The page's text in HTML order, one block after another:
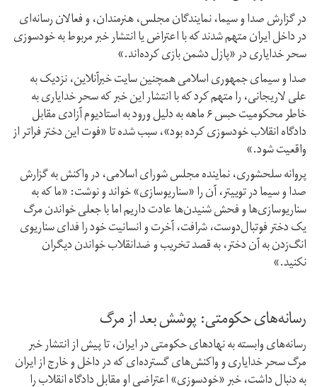
در گزارش صدا و سیما، نمایندگان مجلس، هنرمندان، و فعالان رسانه‌ای
در داخل ایران متهم شدند که با اعتراض یا انتشار خبر مربوط به خودسوزی
سحر خدایاری در «پازل دشمن بازی کرده‌اند.»
صدا و سیمای جمهوری اسلامی همچنین سایت خبرآنلاین، نزدیک به
علی لاریجانی، را متهم کرد که با انتشار این خبر که سحر خدایاری به
خاطر محکومیت حبس ۶ ماهه به دلیل ورود به استادیوم آزادی مقابل
دادگاه انقلاب خودسوزی کرده بود»، سبب شده تا «فوت این دختر فراتر از
واقعیت شود.»
پروانه سلحشوری، نماینده مجلس شورای اسلامی، در واکنش به گزارش
صدا و سیما در توییتر، آن را «سناریوسازی‌» خواند و نوشت: «ما که به
سناریوسازی‌ها و فحش شنیدن‌ها عادت داریم اما با جعلی خواندن مرگ
یک دختر فوتبال‌دوست، شرافت، آخرت و انسانیت خود را فدای سناریوی‌
انگ‌زدن به آن دختر، به قصد تخریب و‌ ضدانقلاب خواندن دیگران
نکنید.»
رسانه‌های حکومتی: پوشش بعد از مرگ
رسانه‌های وابسته به نهادهای حکومتی در ایران، تا پیش از انتشار خبر
مرگ سحر خدایاری و واکنش‌های گسترده‌ای که در داخل و خارج از ایران
به دنبال داشت، خبر «خودسوزی» اعتراضی او مقابل دادگاه انقلاب را